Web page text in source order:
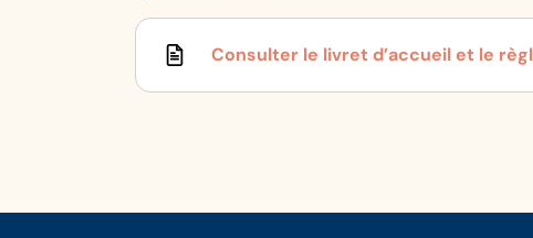
Consulter le livret d’accueil et le